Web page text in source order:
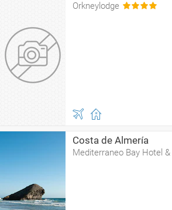
Orkneylodge
Costa de Almería
Mediterraneo Bay Hotel